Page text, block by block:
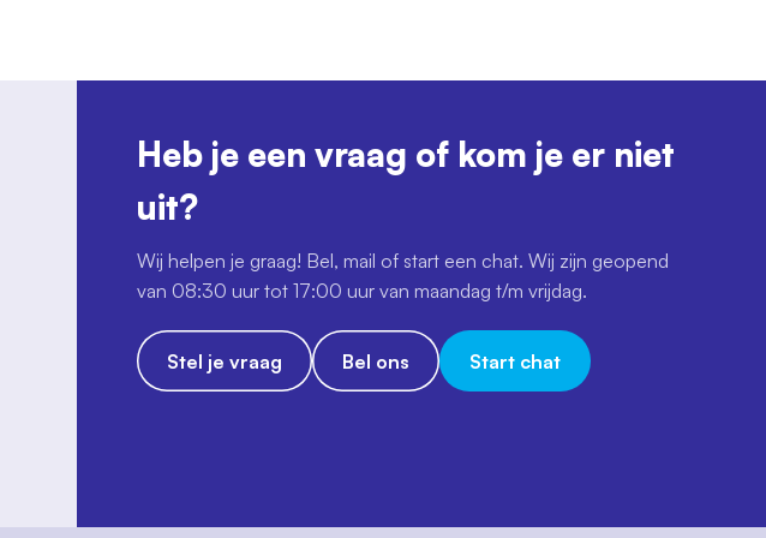
Heb je een vraag of kom je er niet
uit?
Wij helpen je graag! Bel, mail of start een chat. Wij zijn geopend
van 08:30 uur tot 17:00 uur van maandag t/m vrijdag.
Stel je vraag Bel ons Start chat